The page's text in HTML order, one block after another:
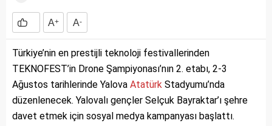
A+ A-
Türkiye’nin en prestijli teknoloji festivallerinden
TEKNOFEST’in Drone Şampiyonası’nın 2. etabı, 2-3
Ağustos tarihlerinde Yalova Atatürk Stadyumu’nda
düzenlenecek. Yalovalı gençler Selçuk Bayraktar’ı şehre
davet etmek için sosyal medya kampanyası başlattı.